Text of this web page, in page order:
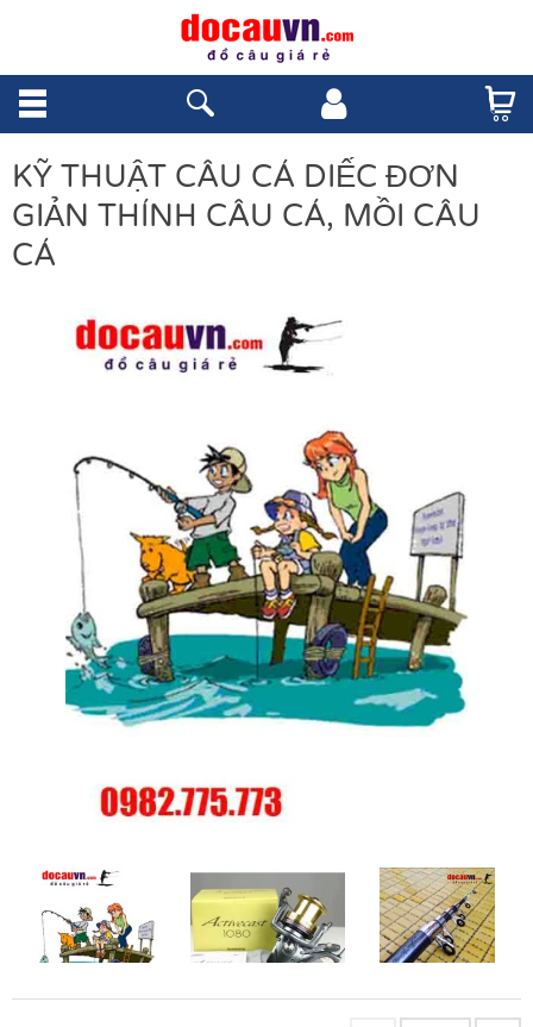
KỸ THUẬT CÂU CÁ DIẾC ĐƠN
GIẢN THÍNH CÂU CÁ, MỒI CÂU
CÁ